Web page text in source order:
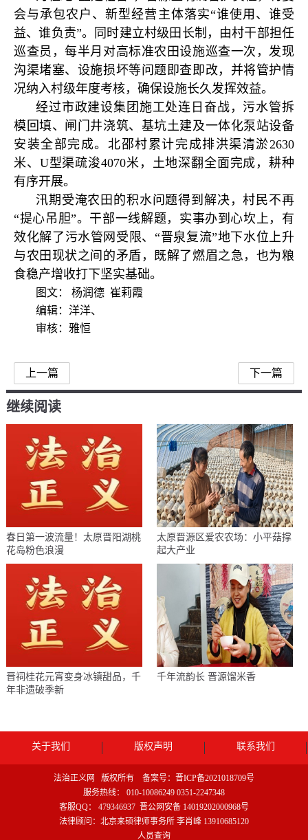
会与承包农户、新型经营主体落实“谁使用、谁受
益、谁负责”。同时建立村级田长制，由村干部担任
巡查员，每半月对高标准农田设施巡查一次，发现
沟渠堵塞、设施损坏等问题即查即改，并将管护情
况纳入村级年度考核，确保设施长久发挥效益。
经过市政建设集团施工处连日奋战，污水管拆
模回填、闸门井浇筑、基坑土建及一体化泵站设备
安装全部完成。北邵村累计完成排洪渠清淤2630
米、U型渠疏浚4070米，土地深翻全面完成，耕种
有序开展。
汛期受淹农田的积水问题得到解决，村民不再
“提心吊胆”。干部一线解题，实事办到心坎上，有
效化解了污水管网受限、“晋泉复流”地下水位上升
与农田现状之间的矛盾，既解了燃眉之急，也为粮
食稳产增收打下坚实基础。
图文： 杨润德 崔莉霞
编辑：洋洋、
审核：雅恒
上一篇 下一篇
继续阅读
春日第一波流量！太原晋阳湖桃
花岛粉色浪漫
太原晋源区爱农农场：小平菇撑
起大产业
晋祠桂花元宵变身冰镇甜品，千
年非遗破季新
千年流韵长 晋源馏米香
关于我们 版权声明 联系我们
法治正义网 版权所有 备案号： 晋ICP备2021018709号
服务热线： 010-10086249 0351-2247348
客服QQ： 479346937 晋公网安备 14019202000968号
法律顾问：北京来硕律师事务所 李肖峰 13910685120
人员查询